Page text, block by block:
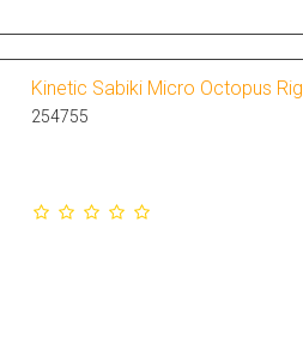
Kinetic Sabiki Micro Octopus Rig
254755